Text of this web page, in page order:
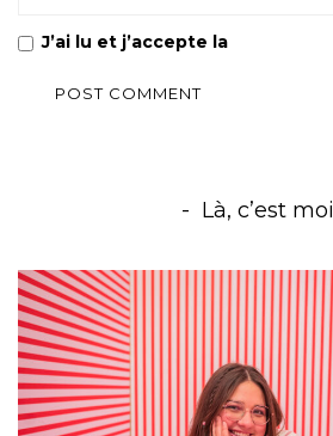
J’ai lu et j’accepte la
Là, c’est moi